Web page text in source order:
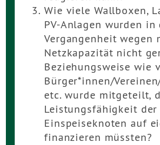
Wie viele Wallboxen,
PV-Anlagen wurden in
Vergangenheit wegen
Netzkapazität nicht
Beziehungsweise wie
Bürger*innen/
etc. wurde mitgeteilt,
Leistungsfähigkeit der
Einspeiseknoten auf
finanzieren müssten?